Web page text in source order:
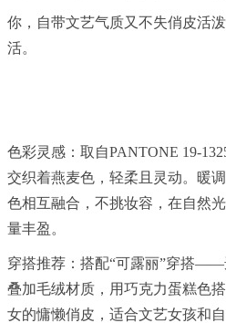
你，自带文艺气质又不失俏皮活
活。
色彩灵感：取自PANTONE 19-
交织着燕麦色，轻柔且灵动。暖
色相互融合，不挑妆容，在自然
量丰盈。
穿搭推荐：搭配“可露丽”穿搭——
叠加毛绒材质，用巧克力蛋糕色
女的慵懒俏皮，适合文艺女孩和自